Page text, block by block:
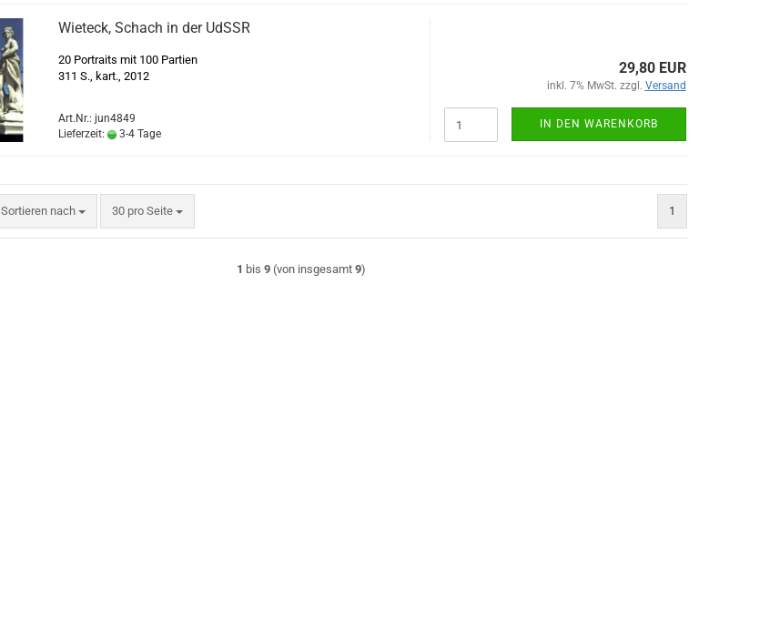
Wieteck, Schach in der UdSSR
20 Portraits mit 100 Partien
311 S., kart., 2012
Art.Nr.: jun4849
Lieferzeit:
3-4 Tage
29,80 EUR
inkl. 7% MwSt. zzgl. Versand
IN DEN WARENKORB
Sortieren nach
Sortieren nach 30 pro Seite
pro Seite 1
1 bis9 (von insgesamt9)